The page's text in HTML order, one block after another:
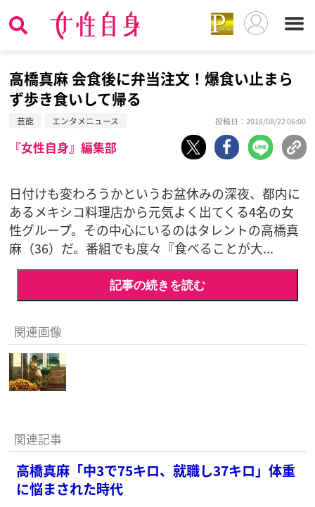
高橋真麻 会食後に弁当注文！爆食い止まら
ず歩き食いして帰る
芸能 エンタメニュース 投稿日：2018/08/22 06:00
『女性自身』編集部
日付けも変わろうかというお盆休みの深夜、都内に
あるメキシコ料理店から元気よく出てくる4名の女
性グループ。その中心にいるのはタレントの高橋真
麻（36）だ。番組でも度々『食べることが大...
記事の続きを読む
関連画像
関連記事
高橋真麻「中3で75キロ、就職し37キロ」体重
に悩まされた時代